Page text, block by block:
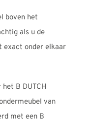
boven het
als u de
exact onder elkaar
B DUTCH
van
met een B